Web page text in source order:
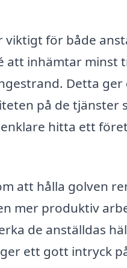
för både
att inhämtar minst
Detta
på de tjänster
hitta ett
att hålla golven
mer produktiv
de anställdas
ett gott intryck